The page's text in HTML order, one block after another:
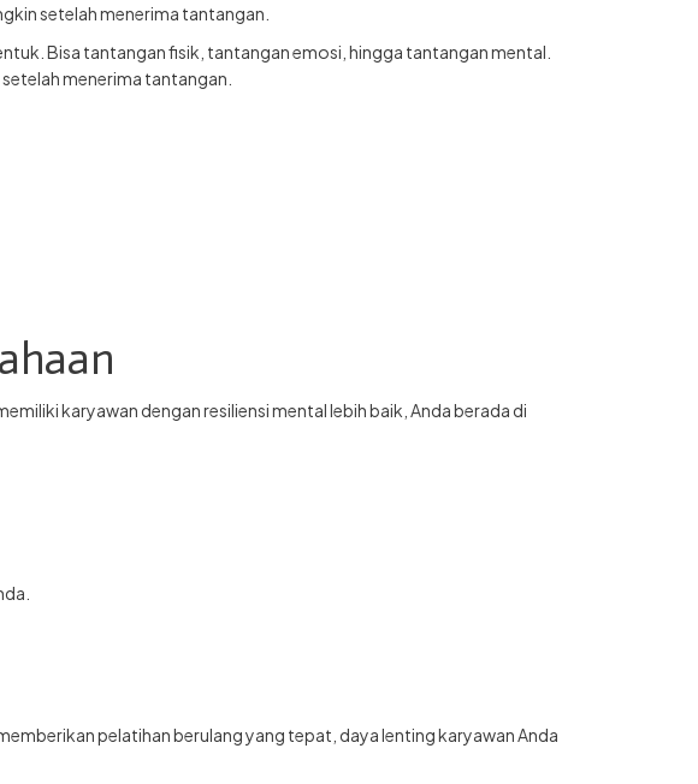
setelah menerima tantangan.
Bisa tantangan fisik, tantangan emosi, hingga tantangan mental.
menerima tantangan.
karyawan dengan resiliensi mental lebih baik, Anda berada di
pelatihan berulang yang tepat, daya lenting karyawan Anda